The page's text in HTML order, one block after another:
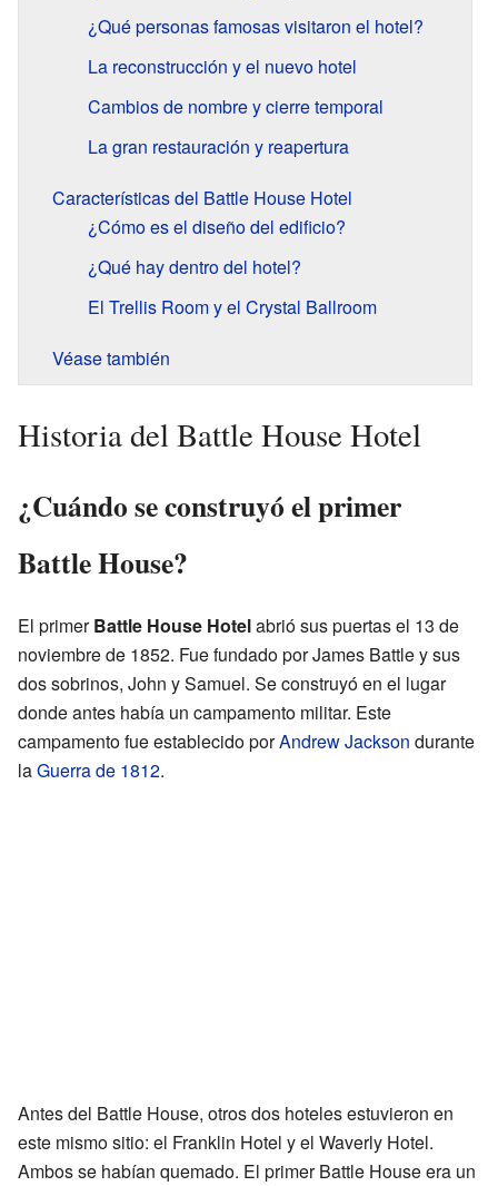
¿Qué personas famosas visitaron el hotel?
La reconstrucción y el nuevo hotel
Cambios de nombre y cierre temporal
La gran restauración y reapertura
Características del Battle House Hotel
¿Cómo es el diseño del edificio?
¿Qué hay dentro del hotel?
El Trellis Room y el Crystal Ballroom
Véase también
Historia del Battle House Hotel
¿Cuándo se construyó el primer
Battle House?
El primerBattle House Hotelabrió sus puertas el 13 de
noviembre de 1852. Fue fundado por James Battle y sus
dos sobrinos, John y Samuel. Se construyó en el lugar
donde antes había un campamento militar. Este
campamento fue establecido porAndrew Jackson durante
laGuerra de 1812.
Antes del Battle House, otros dos hoteles estuvieron en
este mismo sitio: el Franklin Hotel y el Waverly Hotel.
Ambos se habían quemado. El primer Battle House era un